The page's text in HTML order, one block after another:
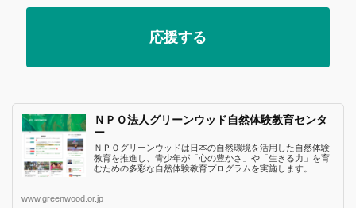
応援する
ＮＰＯ法人グリーンウッド自然体験教育センタ
ー
ＮＰＯグリーンウッドは日本の自然環境を活用した自然体験
教育を推進し、青少年が「心の豊かさ」や「生きる力」を育
むための多彩な自然体験教育プログラムを実施します。
www.greenwood.or.jp